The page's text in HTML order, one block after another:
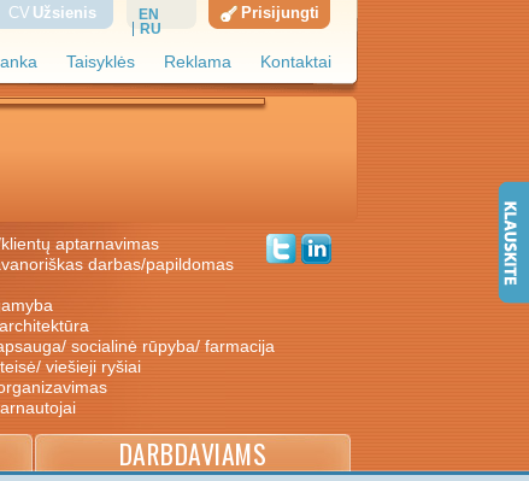
Taisyklės Reklama Kontaktai
CV Užsienis
EN
RU
Prisijungti
klientų aptarnavimas
socialinė rūpyba/ farmacija
viešieji ryšiai
DARBDAVIAMS